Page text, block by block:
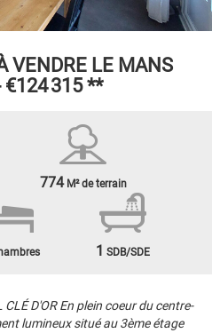
VENDRE LE MANS
€124 315**
774M² de terrain
1 SDB/SDE
CLÉ D'OR En plein coeur du centre-
lumineux situé au 3ème étage